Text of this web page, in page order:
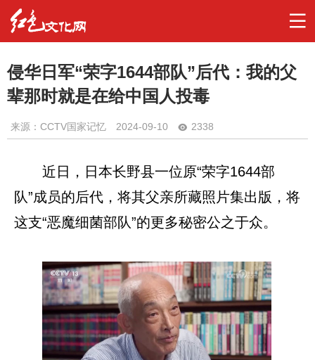
侵华日军“荣字1644部队”后代：我的父
辈那时就是在给中国人投毒
来源：CCTV国家记忆 2024-09-10 2338
近日，日本长野县一位原“荣字1644部
队”成员的后代，将其父亲所藏照片集出版，将
这支“恶魔细菌部队”的更多秘密公之于众。